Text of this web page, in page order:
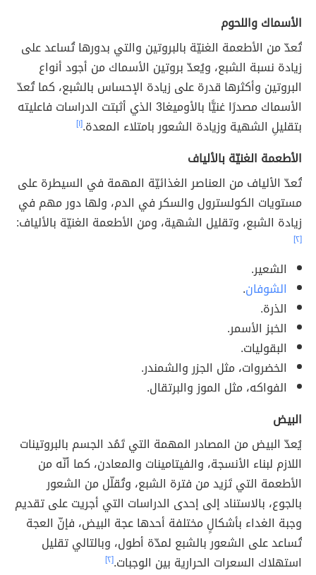
الأسماك واللحوم
تُعدّ من الأطعمة الغنيّة بالبروتين والتي بدورها تُساعد على
زيادة نسبة الشبع، ويُعدّ بروتين الأسماك من أجود أنواع
البروتين وأكثرها قدرة على زيادة الإحساس بالشبع، كما تُعدّ
الأسماك مصدرًا غنيًّا بالأوميغا3 الذي أثبتت الدراسات فاعليته
بتقليلِ الشهية وزيادة الشعور بامتلاء المعدة.[١]
الأطعمة الغنيّة بالألياف
تُعدّ الألياف من العناصر الغذائيّة المهمة في السيطرة على
مستويات الكولسترول والسكر في الدم، ولها دور مهم في
زيادة الشبع، وتقليل الشهية، ومن الأطعمة الغنيّة بالألياف:
[٢]
الشعير.
الشوفان.
الذرة.
الخبز الأسمر.
البقوليات.
الخضروات، مثل الجزر والشمندر.
الفواكه، مثل الموز والبرتقال.
البيض
يُعدّ البيض من المصادر المهمة التي تَمُد الجسم بالبروتينات
اللازم لبناء الأنسجة، والفيتامينات والمعادن، كما أنّه من
الأطعمة التي تَزيد من فترة الشبع، وتُقلّل من الشعور
بالجوع، بالاستناد إلى إحدى الدراسات التي أجريت على تقديم
وجبة الغداء بأشكالٍ مختلفة أحدها عجة البيض، فإنّ العجة
تُساعد على الشعور بالشبع لمدّة أطول، وبالتالي تقليل
استهلاك السعرات الحرارية بين الوجبات.[٢]